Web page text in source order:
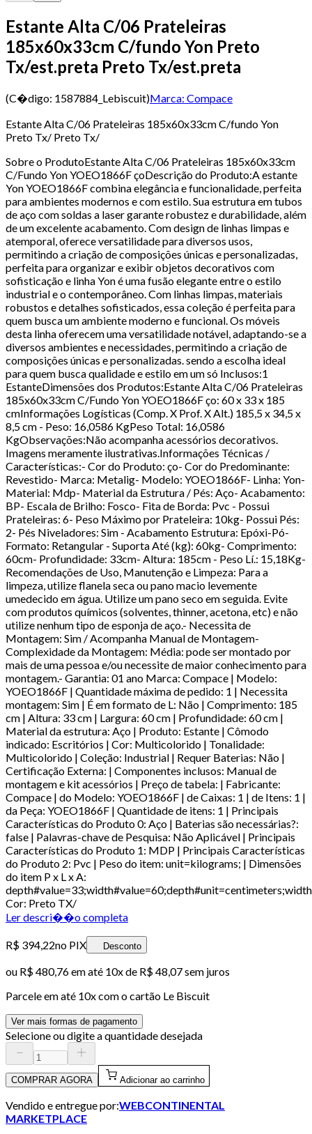
Estante Alta C/06 Prateleiras
185x60x33cm C/fundo Yon Preto
Tx/est.preta Preto Tx/est.preta
(C�digo: 1587884_Lebiscuit)Marca: Compace
Estante Alta C/06 Prateleiras 185x60x33cm C/fundo Yon
Preto Tx/ Preto Tx/
Sobre o ProdutoEstante Alta C/06 Prateleiras 185x60x33cm
C/Fundo Yon YOEO1866F çoDescrição do Produto:A estante
Yon YOEO1866F combina elegância e funcionalidade, perfeita
para ambientes modernos e com estilo. Sua estrutura em tubos
de aço com soldas a laser garante robustez e durabilidade, além
de um excelente acabamento. Com design de linhas limpas e
atemporal, oferece versatilidade para diversos usos,
permitindo a criação de composições únicas e personalizadas,
perfeita para organizar e exibir objetos decorativos com
sofisticação e linha Yon é uma fusão elegante entre o estilo
industrial e o contemporâneo. Com linhas limpas, materiais
robustos e detalhes sofisticados, essa coleção é perfeita para
quem busca um ambiente moderno e funcional. Os móveis
desta linha oferecem uma versatilidade notável, adaptando-se a
diversos ambientes e necessidades, permitindo a criação de
composições únicas e personalizadas. sendo a escolha ideal
para quem busca qualidade e estilo em um só Inclusos:1
EstanteDimensões dos Produtos:Estante Alta C/06 Prateleiras
185x60x33cm C/Fundo Yon YOEO1866F ço: 60 x 33 x 185
cmInformações Logísticas (Comp. X Prof. X Alt.) 185,5 x 34,5 x
8,5 cm - Peso: 16,0586 KgPeso Total: 16,0586
KgObservações:Não acompanha acessórios decorativos.
Imagens meramente ilustrativas.Informações Técnicas /
Características:- Cor do Produto: ço- Cor do Predominante:
Revestido- Marca: Metalig- Modelo: YOEO1866F- Linha: Yon-
Material: Mdp- Material da Estrutura / Pés: Aço- Acabamento:
BP- Escala de Brilho: Fosco- Fita de Borda: Pvc - Possui
Prateleiras: 6- Peso Máximo por Prateleira: 10kg- Possui Pés:
2- Pés Niveladores: Sim - Acabamento Estrutura: Epóxi-Pó-
Formato: Retangular - Suporta Até (kg): 60kg- Comprimento:
60cm- Profundidade: 33cm- Altura: 185cm - Peso Lí.: 15,18Kg-
Recomendações de Uso, Manutenção e Limpeza: Para a
limpeza, utilize flanela seca ou pano macio levemente
umedecido em água. Utilize um pano seco em seguida. Evite
com produtos químicos (solventes, thinner, acetona, etc) e não
utilize nenhum tipo de esponja de aço.- Necessita de
Montagem: Sim / Acompanha Manual de Montagem-
Complexidade da Montagem: Média: pode ser montado por
mais de uma pessoa e/ou necessite de maior conhecimento para
montagem.- Garantia: 01 ano Marca: Compace | Modelo:
YOEO1866F | Quantidade máxima de pedido: 1 | Necessita
montagem: Sim | É em formato de L: Não | Comprimento: 185
cm | Altura: 33 cm | Largura: 60 cm | Profundidade: 60 cm |
Material da estrutura: Aço | Produto: Estante | Cômodo
indicado: Escritórios | Cor: Multicolorido | Tonalidade:
Multicolorido | Coleção: Industrial | Requer Baterias: Não |
Certificação Externa: | Componentes inclusos: Manual de
montagem e kit acessórios | Preço de tabela: | Fabricante:
Compace | do Modelo: YOEO1866F | de Caixas: 1 | de Itens: 1 |
da Peça: YOEO1866F | Quantidade de itens: 1 | Principais
Características do Produto 0: Aço | Baterias são necessárias?:
false | Palavras-chave de Pesquisa: Não Aplicável | Principais
Características do Produto 1: MDP | Principais Características
do Produto 2: Pvc | Peso do item: unit=kilograms; | Dimensões
do item P x L x A:
Cor: Preto TX/
Ler descri��o completa
R$ 394,22no PIX Desconto
ou R$ 480,76em até 10x de R$ 48,07 sem juros
Parcele em até 10x com o cartão Le Biscuit
Ver mais formas de pagamento
Selecione ou digite a quantidade desejada
COMPRAR AGORA Adicionar ao carrinho
Vendido e entregue por:WEBCONTINENTAL
MARKETPLACE